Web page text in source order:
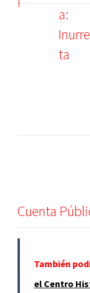
Cuenta
También
el Centro